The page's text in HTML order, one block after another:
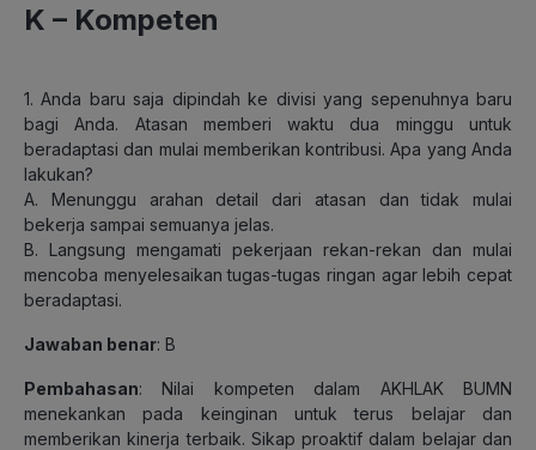
K – Kompeten
1. Anda baru saja dipindah ke divisi yang sepenuhnya baru
bagi Anda. Atasan memberi waktu dua minggu untuk
beradaptasi dan mulai memberikan kontribusi. Apa yang Anda
lakukan?
A. Menunggu arahan detail dari atasan dan tidak mulai
bekerja sampai semuanya jelas.
B. Langsung mengamati pekerjaan rekan-rekan dan mulai
mencoba menyelesaikan tugas-tugas ringan agar lebih cepat
beradaptasi.
Jawaban benar: B
Pembahasan: Nilai kompeten dalam AKHLAK BUMN
menekankan pada keinginan untuk terus belajar dan
memberikan kinerja terbaik. Sikap proaktif dalam belajar dan